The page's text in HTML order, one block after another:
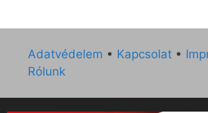
Adatvédelem • Kapcsolat •
Rólunk